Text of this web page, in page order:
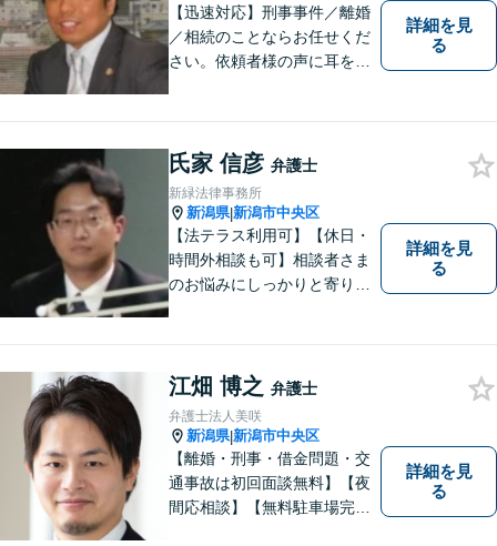
【迅速対応】刑事事件／離婚
／相続のことならお任せくだ
さい。依頼者様の声に耳を傾
とはすぐにご相談ください。
詳細を見
る
氏家 信彦 弁護士
新緑法律事務所
新潟県|新潟市中央区
【法テラス利用可】【休日・
時間外相談も可】相談者さま
のお悩みにしっかりと寄り添
業・行政窓口など適切な相談
先をご紹介しています。
詳細を見
る
江畑 博之 弁護士
弁護士法人美咲
新潟県|新潟市中央区
【離婚・刑事・借金問題・交
通事故は初回面談無料】【夜
間応相談】【無料駐車場完
詳細を見
る